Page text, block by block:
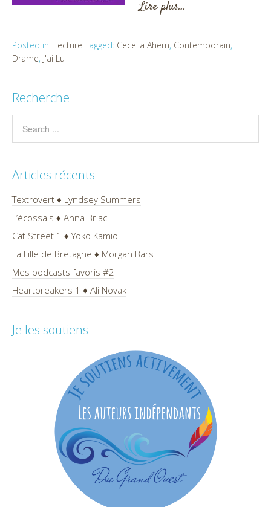
Lire plus…
Posted in: Lecture Tagged: Cecelia Ahern, Contemporain,
Drame, J'ai Lu
Recherche
Articles récents
Textrovert ♦ Lyndsey Summers
L’écossais ♦ Anna Briac
Cat Street 1 ♦ Yoko Kamio
La Fille de Bretagne ♦ Morgan Bars
Mes podcasts favoris #2
Heartbreakers 1 ♦ Ali Novak
Je les soutiens